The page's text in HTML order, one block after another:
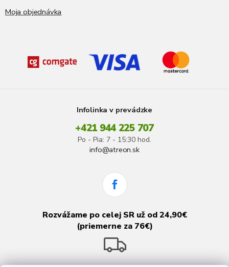
Moja objednávka
Infolinka v prevádzke
+421 944 225 707
Po - Pia: 7 - 15:30 hod.
info@atreon.sk
Rozvážame po celej SR už od 24,90€
(priemerne za 76€)